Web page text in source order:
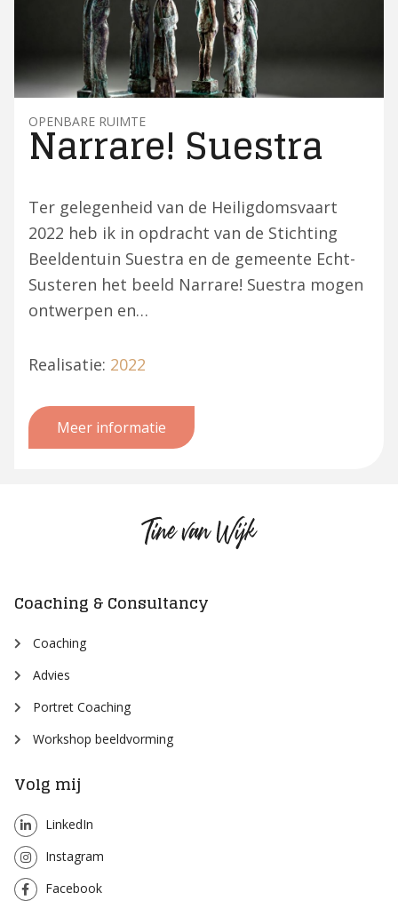
Narrare! Suestra
OPENBARE RUIMTE
Ter gelegenheid van de Heiligdomsvaart
2022 heb ik in opdracht van de Stichting
Beeldentuin Suestra en de gemeente Echt-
Susteren het beeld Narrare! Suestra mogen
ontwerpen en…
Realisatie: 2022
Meer informatie
Coaching & Consultancy
Coaching
Advies
Portret Coaching
Workshop beeldvorming
Volg mij
LinkedIn
Instagram
Facebook